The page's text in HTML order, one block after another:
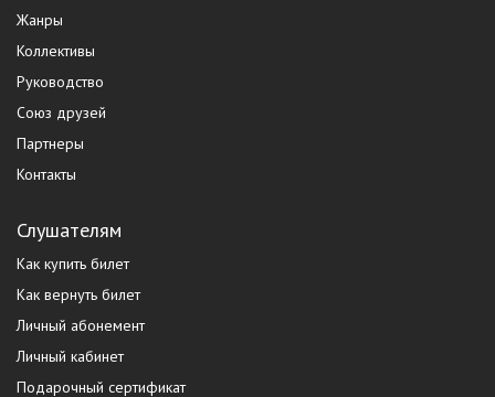
Жанры
Коллективы
Руководство
Союз друзей
Партнеры
Контакты
Слушателям
Как купить билет
Как вернуть билет
Личный абонемент
Личный кабинет
Подарочный сертификат